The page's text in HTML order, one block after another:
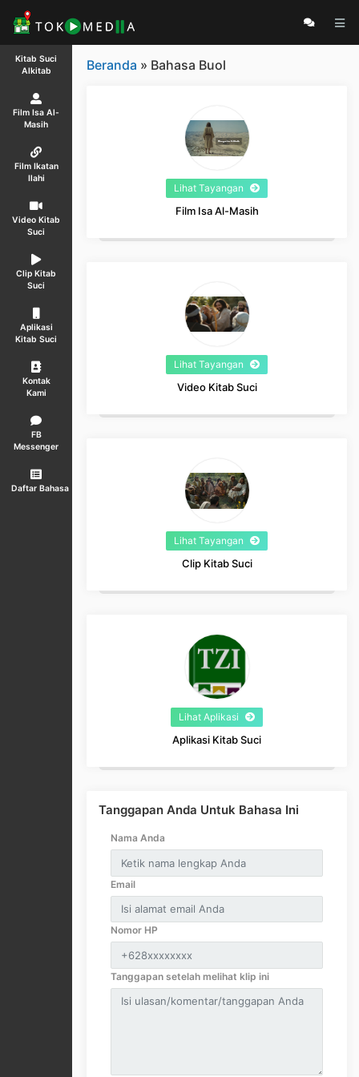
Kitab Suci
Alkitab
Film Isa Al-
Masih
Film Ikatan
Ilahi
Video Kitab
Suci
Clip Kitab
Suci
Aplikasi
Kitab Suci
Kontak
Kami
FB
Messenger
Daftar Bahasa
Beranda » Bahasa Buol
Lihat Tayangan
Film Isa Al-Masih
Lihat Tayangan
Video Kitab Suci
Lihat Tayangan
Clip Kitab Suci
Lihat Aplikasi
Aplikasi Kitab Suci
Tanggapan Anda Untuk Bahasa Ini
Nama Anda
Email
Nomor HP
Tanggapan setelah melihat klip ini